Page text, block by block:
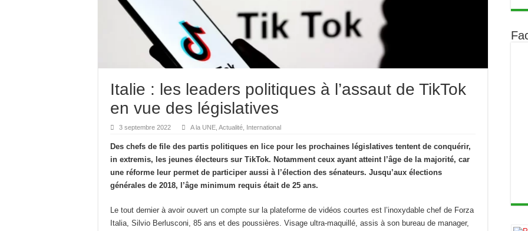
Italie : les leaders politiques à l’assaut de TikTok
en vue des législatives
3 septembre 2022 A la UNE Actualité International
Des chefs de file des partis politiques en lice pour les prochaines législatives tentent de conquérir,
in extremis, les jeunes électeurs sur TikTok. Notamment ceux ayant atteint l’âge de la majorité, car
une réforme leur permet de participer aussi à l’élection des sénateurs. Jusqu’aux élections
générales de 2018, l’âge minimum requis était de 25 ans.
Le tout dernier à avoir ouvert un compte sur la plateforme de vidéos courtes est l’inoxydable chef de Forza
Italia, Silvio Berlusconi, 85 ans et des poussières. Visage ultra-maquillé, assis à son bureau de manager,